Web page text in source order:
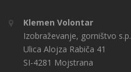
Klemen Volontar
Izobraževanje, gorništvo s.p.
Ulica Alojza Rabiča 41
SI-4281 Mojstrana